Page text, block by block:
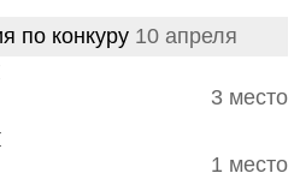
по конкуру 10 апреля
3 место
1 место